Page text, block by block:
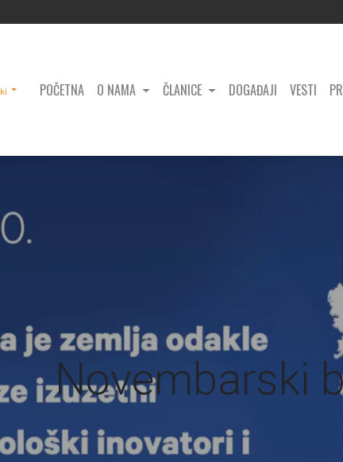
POČETNA O NAMA ČLANICE DOGAĐAJI VESTI
Novembarski